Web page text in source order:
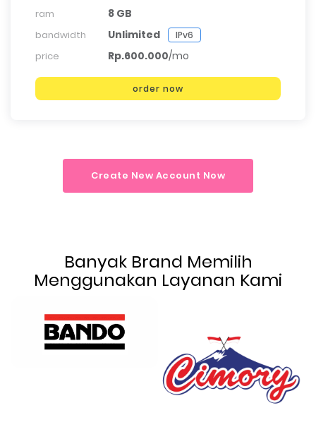
ram 8 GB
bandwidth Unlimited IPv6
price Rp.600.000/mo
order now
Create New Account Now
Banyak Brand Memilih
Menggunakan Layanan Kami